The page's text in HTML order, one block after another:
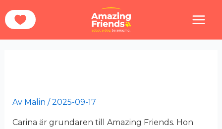
till
Hem Carina Olsson
Av Malin /2025-09-17
Carina är grundaren till Amazing Friends. Hon